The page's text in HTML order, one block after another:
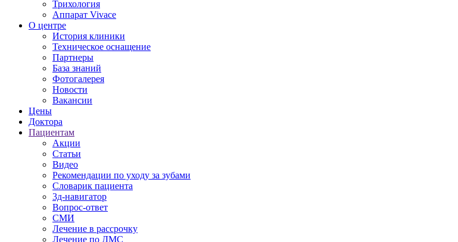
Трихология
Аппарат Vivace
О центре
История клиники
Техническое оснащение
Партнеры
База знаний
Фотогалерея
Новости
Вакансии
Цены
Доктора
Пациентам
Акции
Статьи
Видео
Рекомендации по уходу за зубами
Словарик пациента
3д-навигатор
Вопрос-ответ
СМИ
Лечение в рассрочку
Лечение по ДМС